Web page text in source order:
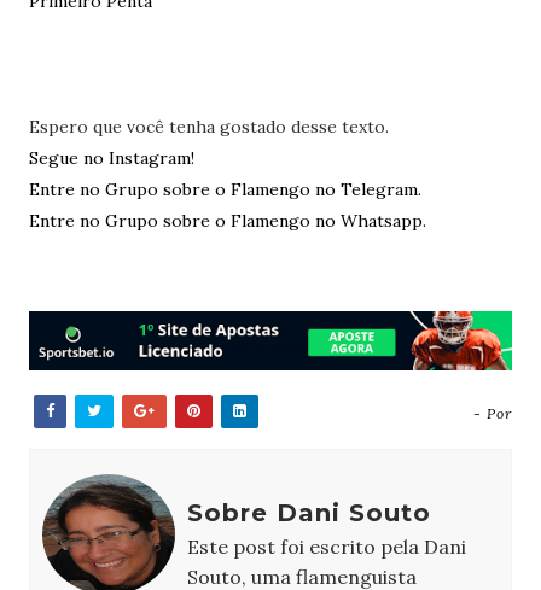
Espero que você tenha gostado desse texto.
Segue no Instagram!
Entre no Grupo sobre o Flamengo no Telegram.
Entre no Grupo sobre o Flamengo no Whatsapp.
- Por
Sobre Dani Souto
Este post foi escrito pela Dani
Souto, uma flamenguista